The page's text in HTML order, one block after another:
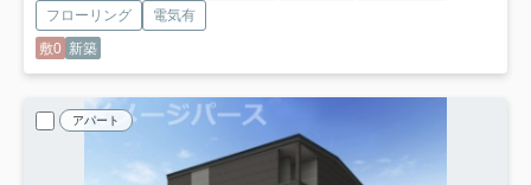
フローリング
電気有
敷0 新築
アパート